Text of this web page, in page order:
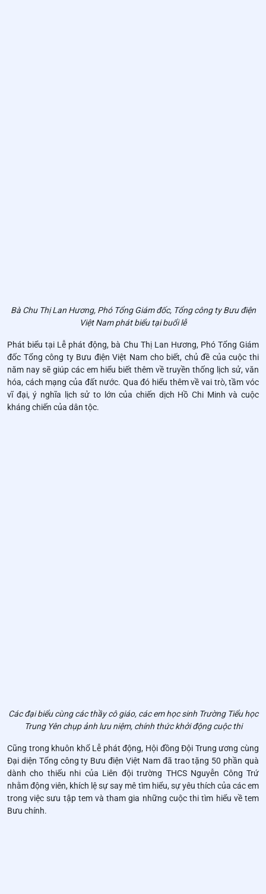
Bà Chu Thị Lan Hương, Phó Tổng Giám đốc, Tổng công ty Bưu điện
Việt Nam phát biểu tại buổi lễ
Phát biểu tại Lễ phát động, bà Chu Thị Lan Hương, Phó Tổng Giám
đốc Tổng công ty Bưu điện Việt Nam cho biết, chủ đề của cuộc thi
năm nay sẽ giúp các em hiểu biết thêm về truyền thống lịch sử, văn
hóa, cách mạng của đất nước. Qua đó hiểu thêm về vai trò, tầm vóc
vĩ đại, ý nghĩa lịch sử to lớn của chiến dịch Hồ Chi Minh và cuộc
kháng chiến của dân tộc.
Các đại biểu cùng các thầy cô giáo, các em học sinh Trường Tiểu học
Trung Yên chụp ảnh lưu niệm, chính thức khởi động cuộc thi
Cũng trong khuôn khổ Lễ phát động, Hội đồng Đội Trung ương cùng
Đại diện Tổng công ty Bưu điện Việt Nam đã trao tặng 50 phần quà
dành cho thiếu nhi của Liên đội trường THCS Nguyễn Công Trứ
nhằm động viên, khích lệ sự say mê tìm hiểu, sự yêu thích của các em
trong việc sưu tập tem và tham gia những cuộc thi tìm hiểu về tem
Bưu chính.